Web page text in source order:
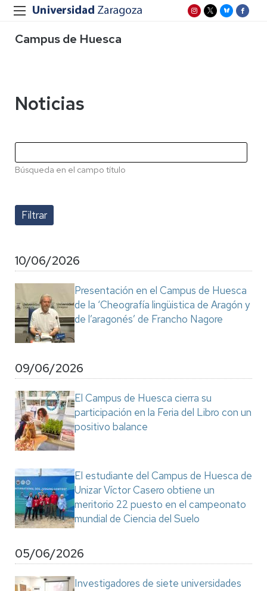
Campus de Huesca
Noticias
Búsqueda en el campo título
10/06/2026
Presentación en el Campus de Huesca
de la ‘Cheografía lingüistica de Aragón y
de l’aragonés’ de Francho Nagore
09/06/2026
El Campus de Huesca cierra su
participación en la Feria del Libro con un
positivo balance
El estudiante del Campus de Huesca de
Unizar Víctor Casero obtiene un
meritorio 22 puesto en el campeonato
mundial de Ciencia del Suelo
05/06/2026
Investigadores de siete universidades